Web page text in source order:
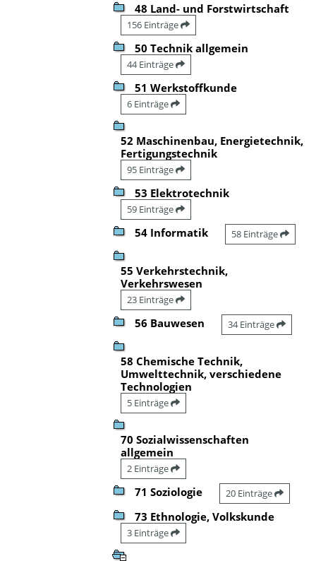
48 Land- und Forstwirtschaft
156 Einträge
50 Technik allgemein
44 Einträge
51 Werkstoffkunde
6 Einträge
52 Maschinenbau, Energietechnik,
Fertigungstechnik
95 Einträge
53 Elektrotechnik
59 Einträge
54 Informatik 58 Einträge
55 Verkehrstechnik,
Verkehrswesen
23 Einträge
56 Bauwesen 34 Einträge
58 Chemische Technik,
Umwelttechnik, verschiedene
Technologien
5 Einträge
70 Sozialwissenschaften
allgemein
2 Einträge
71 Soziologie 20 Einträge
73 Ethnologie, Volkskunde
3 Einträge